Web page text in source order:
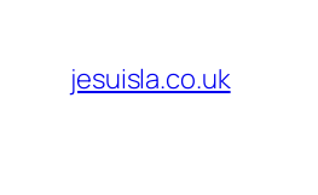
content
jesuisla.co.uk